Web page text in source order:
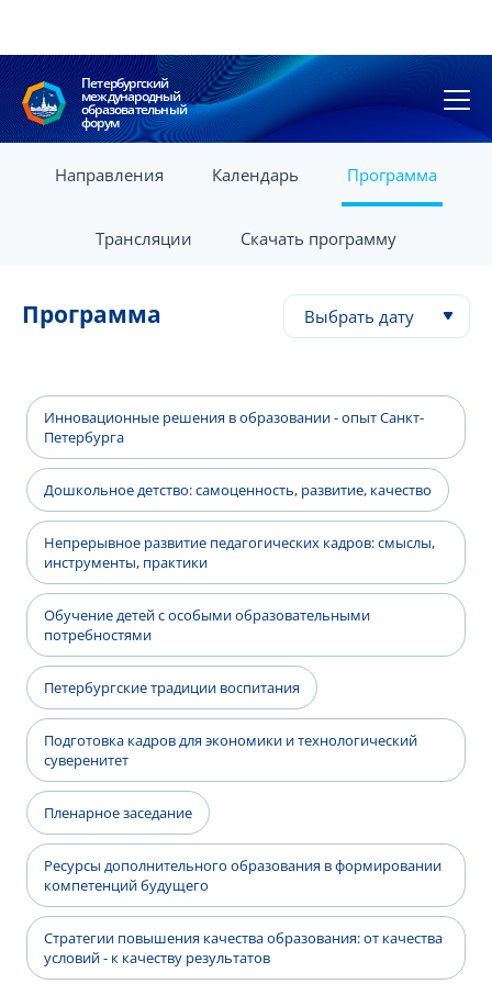
Петербургский
международный
образовательный
форум
Направления Календарь Программа
Трансляции Скачать программу
Программа Выбрать дату
Инновационные решения в образовании - опыт Санкт-
Петербурга
Дошкольное детство: самоценность, развитие, качество
Непрерывное развитие педагогических кадров: смыслы,
инструменты, практики
Обучение детей с особыми образовательными
потребностями
Петербургские традиции воспитания
Подготовка кадров для экономики и технологический
суверенитет
Пленарное заседание
Ресурсы дополнительного образования в формировании
компетенций будущего
Стратегии повышения качества образования: от качества
условий - к качеству результатов